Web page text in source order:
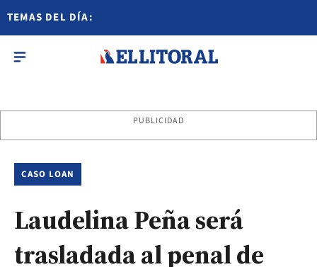
TEMAS DEL DÍA:
PUBLICIDAD
CASO LOAN
Laudelina Peña será
trasladada al penal de